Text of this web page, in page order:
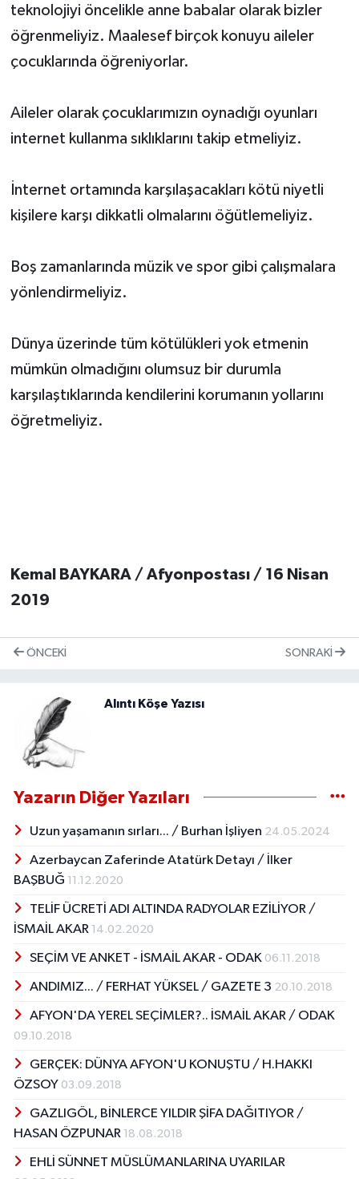
teknolojiyi öncelikle anne babalar olarak bizler
öğrenmeliyiz. Maalesef birçok konuyu aileler
çocuklarında öğreniyorlar.
Aileler olarak çocuklarımızın oynadığı oyunları
internet kullanma sıklıklarını takip etmeliyiz.
İnternet ortamında karşılaşacakları kötü niyetli
kişilere karşı dikkatli olmalarını öğütlemeliyiz.
Boş zamanlarında müzik ve spor gibi çalışmalara
yönlendirmeliyiz.
Dünya üzerinde tüm kötülükleri yok etmenin
mümkün olmadığını olumsuz bir durumla
karşılaştıklarında kendilerini korumanın yollarını
öğretmeliyiz.
Kemal BAYKARA / Afyonpostası / 16 Nisan
2019
ÖNCEKI SONRAKI
Alıntı Köşe Yazısı
Yazarın Diğer Yazıları
Uzun yaşamanın sırları... / Burhan İşliyen 24.05.2024
Azerbaycan Zaferinde Atatürk Detayı / İlker
BAŞBUĞ 11.12.2020
TELİF ÜCRETİ ADI ALTINDA RADYOLAR EZİLİYOR /
İSMAİL AKAR 14.02.2020
SEÇİM VE ANKET - İSMAİL AKAR - ODAK 06.11.2018
ANDIMIZ... / FERHAT YÜKSEL / GAZETE 3 20.10.2018
AFYON'DA YEREL SEÇİMLER?.. İSMAİL AKAR / ODAK
09.10.2018
GERÇEK: DÜNYA AFYON'U KONUŞTU / H.HAKKI
ÖZSOY 03.09.2018
GAZLIGÖL, BİNLERCE YILDIR ŞİFA DAĞITIYOR /
HASAN ÖZPUNAR 18.08.2018
EHLİ SÜNNET MÜSLÜMANLARINA UYARILAR